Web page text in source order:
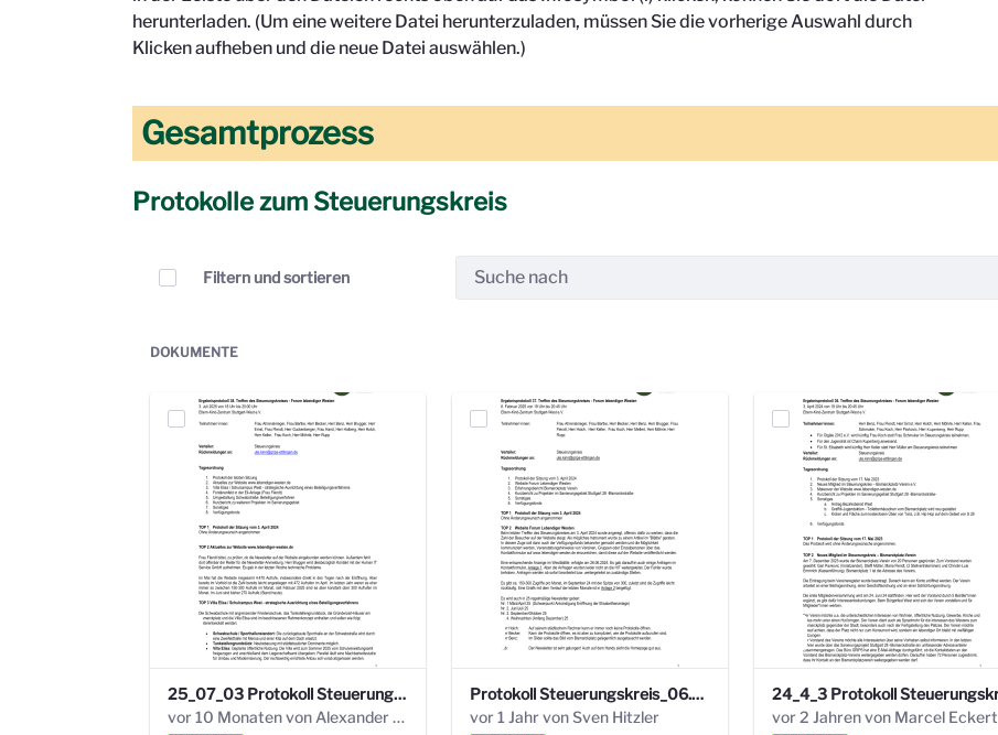
herunterladen. (Um eine weitere Datei herunterzuladen, müssen Sie die vorherige Auswahl durch
Klicken aufheben und die neue Datei auswählen.)
Gesamtprozess
Protokolle zum Steuerungskreis
Elemente auswählen
Filtern und sortieren
DOKUMENTE
25_07_03 Protokoll Steuerungskreis.pdf
vor 10 Monaten von Alexander Orlowski
Protokoll Steuerungskreis_06.02.2025 .pdf
vor 1 Jahr von Sven Hitzler
vor 2 Jahren von Marcel Eckert